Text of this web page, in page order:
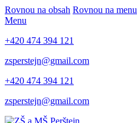
Rovnou na obsah Rovnou na menu
Menu
+420 474 394 121
zsperstejn@gmail.com
+420 474 394 121
zsperstejn@gmail.com